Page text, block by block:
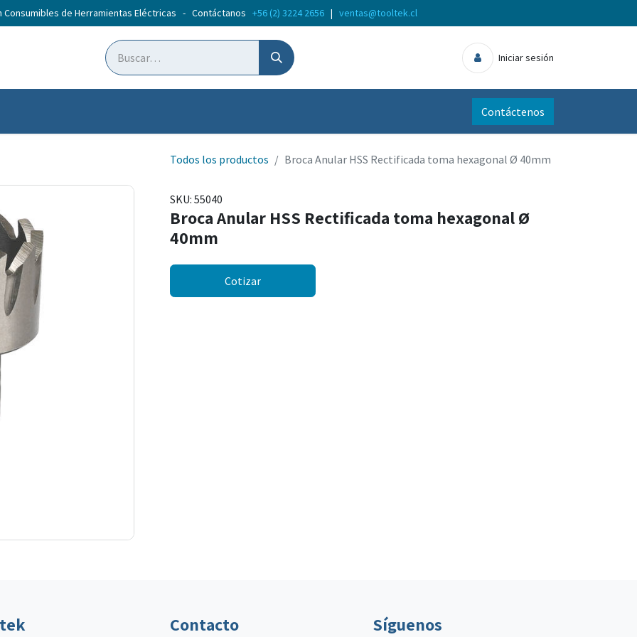
Consumibles de Herramientas Eléctricas - Contáctanos +56 (2) 3224 2656 | ventas@tooltek.cl
Iniciar sesión
Contáctenos
Todos los productos Broca Anular HSS Rectificada toma hexagonal Ø 40mm
SKU: 55040
Broca Anular HSS Rectificada toma hexagonal Ø
40mm
Cotizar
Contacto Síguenos